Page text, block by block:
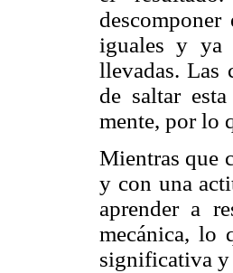
iguales y ya
llevadas. Las
de saltar
mente, por lo
Mientras que
y con una
aprender a
mecánica, lo
significativa y